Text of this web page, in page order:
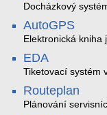
Docházkový
AutoGPS
Elektronická kniha
EDA
Tiketovací systém
Routeplan
Plánování